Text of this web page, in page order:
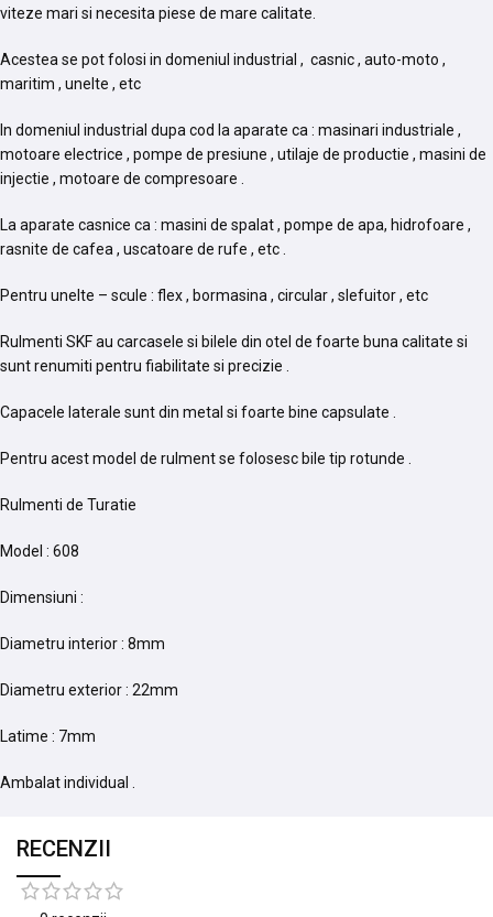
viteze mari si necesita piese de mare calitate.
Acestea se pot folosi in domeniul industrial , casnic , auto-moto ,
maritim , unelte , etc
In domeniul industrial dupa cod la aparate ca : masinari industriale ,
motoare electrice , pompe de presiune , utilaje de productie , masini de
injectie , motoare de compresoare .
La aparate casnice ca : masini de spalat , pompe de apa, hidrofoare ,
rasnite de cafea , uscatoare de rufe , etc .
Pentru unelte – scule : flex , bormasina , circular , slefuitor , etc
Rulmenti SKF au carcasele si bilele din otel de foarte buna calitate si
sunt renumiti pentru fiabilitate si precizie .
Capacele laterale sunt din metal si foarte bine capsulate .
Pentru acest model de rulment se folosesc bile tip rotunde .
Rulmenti de Turatie
Model : 608
Dimensiuni :
Diametru interior : 8mm
Diametru exterior : 22mm
Latime : 7mm
Ambalat individual .
RECENZII